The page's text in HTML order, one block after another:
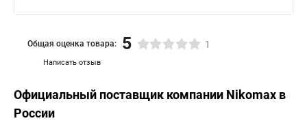
Написать отзыв
Общая оценка товара: 5 1
Официальный поставщик компании Nikomax в
России